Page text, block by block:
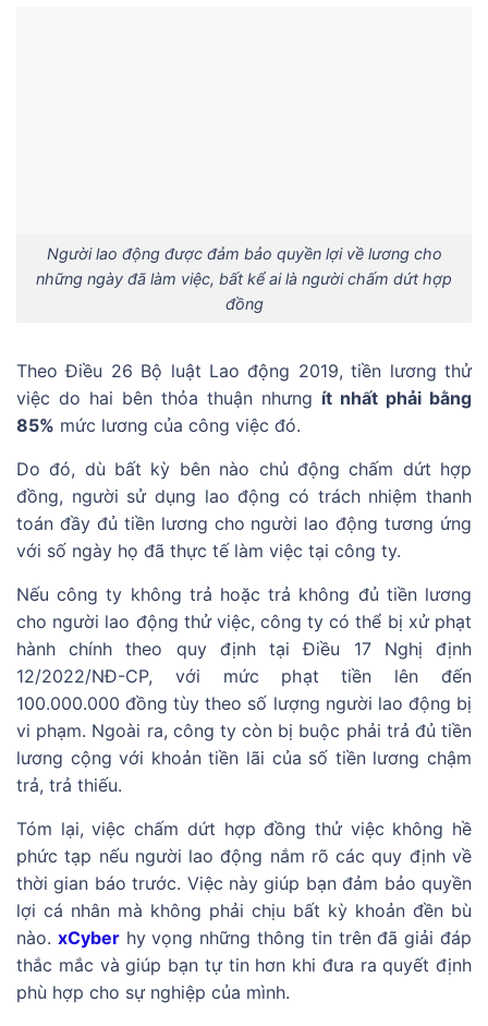
Người lao động được đảm bảo quyền lợi về lương cho
những ngày đã làm việc, bất kể ai là người chấm dứt hợp
đồng
Theo Điều 26 Bộ luật Lao động 2019, tiền lương thử
việc do hai bên thỏa thuận nhưng ít nhất phải bằng
85% mức lương của công việc đó.
Do đó, dù bất kỳ bên nào chủ động chấm dứt hợp
đồng, người sử dụng lao động có trách nhiệm thanh
toán đầy đủ tiền lương cho người lao động tương ứng
với số ngày họ đã thực tế làm việc tại công ty.
Nếu công ty không trả hoặc trả không đủ tiền lương
cho người lao động thử việc, công ty có thể bị xử phạt
hành chính theo quy định tại Điều 17 Nghị định
12/2022/NĐ-CP, với mức phạt tiền lên đến
100.000.000 đồng tùy theo số lượng người lao động bị
vi phạm. Ngoài ra, công ty còn bị buộc phải trả đủ tiền
lương cộng với khoản tiền lãi của số tiền lương chậm
trả, trả thiếu.
Tóm lại, việc chấm dứt hợp đồng thử việc không hề
phức tạp nếu người lao động nắm rõ các quy định về
thời gian báo trước. Việc này giúp bạn đảm bảo quyền
lợi cá nhân mà không phải chịu bất kỳ khoản đền bù
nào. xCyberhy vọng những thông tin trên đã giải đáp
thắc mắc và giúp bạn tự tin hơn khi đưa ra quyết định
phù hợp cho sự nghiệp của mình.